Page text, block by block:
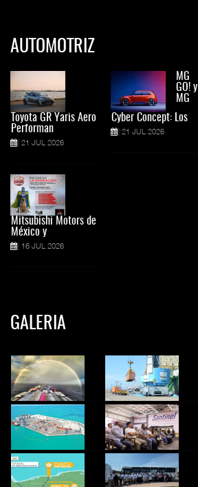
AUTOMOTRIZ
Toyota GR Yaris Aero
Performan
21 JUL 2026
Mitsubishi Motors de
México y
16 JUL 2026
MG
GO! y
MG
Cyber Concept: Los
21 JUL 2026
GALERIA